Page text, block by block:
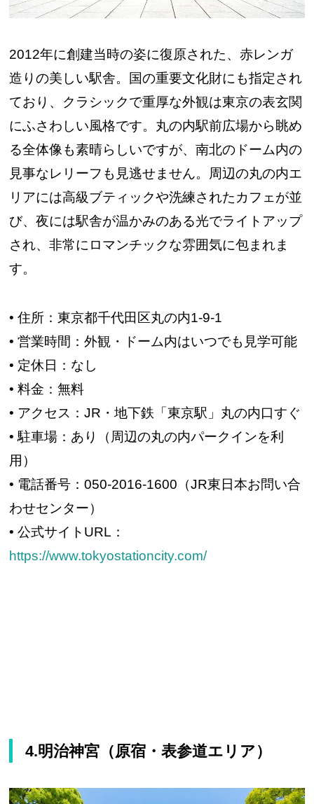
2012年に創建当時の姿に復原された、赤レンガ
造りの美しい駅舎。国の重要文化財にも指定され
ており、クラシックで重厚な外観は東京の表玄関
にふさわしい風格です。丸の内駅前広場から眺め
る全体像も素晴らしいですが、南北のドーム内の
見事なレリーフも見逃せません。周辺の丸の内エ
リアには高級ブティックや洗練されたカフェが並
び、夜には駅舎が温かみのある光でライトアップ
され、非常にロマンチックな雰囲気に包まれま
す。
• 住所：東京都千代田区丸の内1-9-1
• 営業時間：外観・ドーム内はいつでも見学可能
• 定休日：なし
• 料金：無料
• アクセス：JR・地下鉄「東京駅」丸の内口すぐ
• 駐車場：あり（周辺の丸の内パークインを利
用）
• 電話番号：050-2016-1600（JR東日本お問い合
わせセンター）
• 公式サイトURL：
https://www.tokyostationcity.com/
4.明治神宮（原宿・表参道エリア）